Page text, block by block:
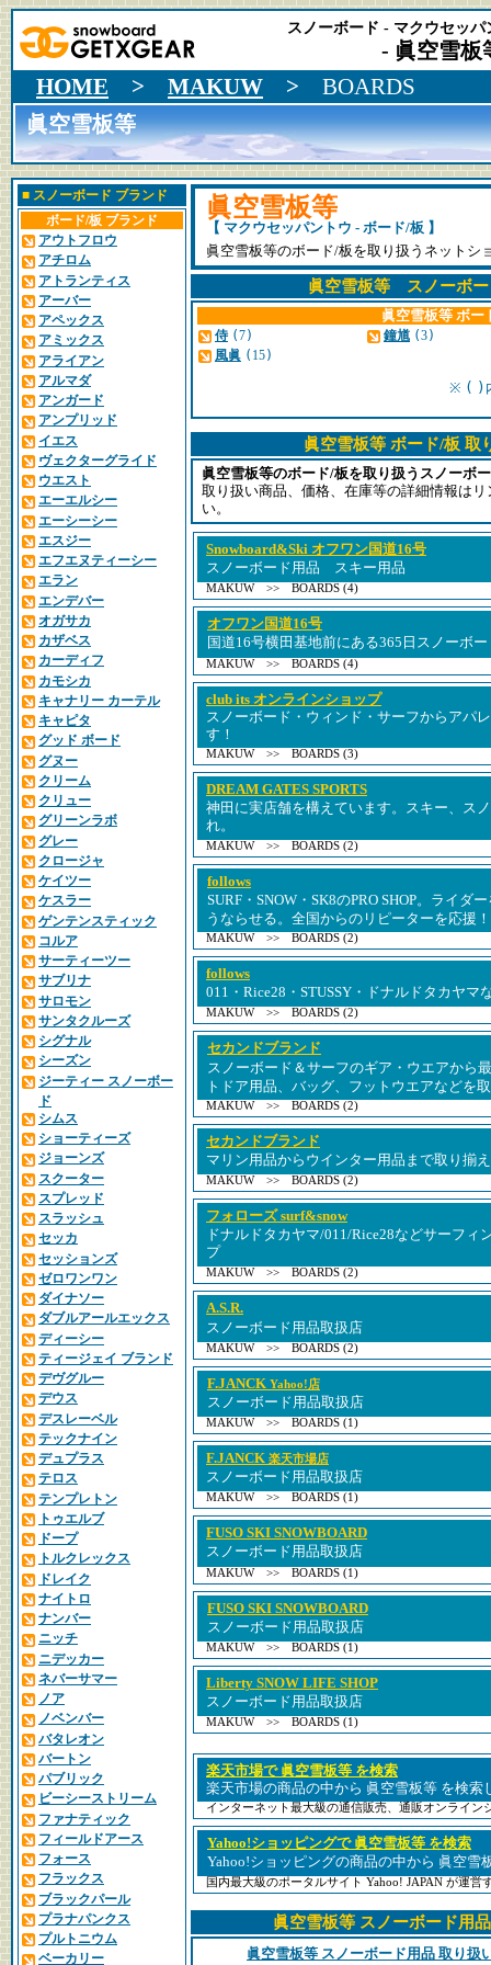
スノーボード - マクウセッ
- 眞空雪板
HOME > MAKUW > BOARDS
眞空雪板等
■ スノーボード ブランド
ボード/板 ブランド
アウトフロウ
アチロム
アトランティス
アーバー
アペックス
アミックス
アライアン
アルマダ
アンガード
アンプリッド
イエス
ヴェクターグライド
ウエスト
エーエルシー
エーシーシー
エスジー
エフエヌティーシー
エラン
エンデバー
オガサカ
カザベス
カーディフ
カモシカ
キャナリー カーテル
キャピタ
グッド ボード
グヌー
クリーム
クリュー
グリーンラボ
グレー
クロージャ
ケイツー
ケスラー
ゲンテンスティック
コルア
サーティーツー
サブリナ
サロモン
サンタクルーズ
シグナル
シーズン
ジーティー スノーボー
ド
シムス
ショーティーズ
ジョーンズ
スクーター
スプレッド
スラッシュ
セッカ
セッションズ
ゼロワンワン
ダイナソー
ダブルアールエックス
ディーシー
ティージェイ ブランド
デヴグルー
デウス
デスレーベル
テックナイン
デュプラス
テロス
テンプレトン
トゥエルブ
ドープ
トルクレックス
ドレイク
ナイトロ
ナンバー
ニッチ
ニデッカー
ネバーサマー
ノア
ノベンバー
バタレオン
バートン
パブリック
ビーシーストリーム
ファナティック
フィールドアース
フォース
フラックス
ブラックパール
プラナパンクス
プルトニウム
ベーカリー
眞空雪板等
【 マクウセッパントウ - ボード/板 】
眞空雪板等のボード/板を取り扱うネットシ
眞空雪板等 スノーボー
眞空雪板等 ボー
侍 (7) 鐘馗 (3)
風眞 ( 15)
※ ( )
眞空雪板等 ボード/板 取
眞空雪板等のボード/板を取り扱うスノーボ
取り扱い商品、価格、在庫等の詳細情報は
い。
Snowboard&Ski オフワン国道16号
スノーボード用品 スキー用品
MAKUW >> BOARDS (4)
オフワン国道16号
国道16号横田基地前にある365日スノーボ
MAKUW >> BOARDS (4)
club its オンラインショップ
スノーボード・ウィンド・サーフからアパ
す！
MAKUW >> BOARDS (3)
DREAM GATES SPORTS
神田に実店舗を構えています。スキー、ス
れ。
MAKUW >> BOARDS (2)
follows
SURF・SNOW・SK8のPRO SHOP。ライダ
うならせる。全国からのリピーターを応援
MAKUW >> BOARDS (2)
follows
011・Rice28・STUSSY・ドナルドタカヤマ
MAKUW >> BOARDS (2)
セカンドブランド
スノーボード＆サーフのギア・ウエアから
トドア用品、バッグ、フットウエアなどを
MAKUW >> BOARDS (2)
セカンドブランド
マリン用品からウインター用品まで取り揃
MAKUW >> BOARDS (2)
フォローズ surf&snow
ドナルドタカヤマ/011/Rice28などサーフィ
プ
MAKUW >> BOARDS (2)
A.S.R.
スノーボード用品取扱店
MAKUW >> BOARDS (2)
F.JANCK Yahoo!店
スノーボード用品取扱店
MAKUW >> BOARDS (1)
F.JANCK 楽天市場店
スノーボード用品取扱店
MAKUW >> BOARDS (1)
FUSO SKI SNOWBOARD
スノーボード用品取扱店
MAKUW >> BOARDS (1)
FUSO SKI SNOWBOARD
スノーボード用品取扱店
MAKUW >> BOARDS (1)
Liberty SNOW LIFE SHOP
スノーボード用品取扱店
MAKUW >> BOARDS (1)
楽天市場で 眞空雪板等 を検索
楽天市場の商品の中から 眞空雪板等 を検索
インターネット最大級の通信販売、通販オンライン
Yahoo!ショッピングで 眞空雪板等 を検索
Yahoo!ショッピングの商品の中から 眞空雪
国内最大級のポータルサイト Yahoo! JAPAN が運営
眞空雪板等 スノーボード用
眞空雪板等 スノーボード用品 取り扱